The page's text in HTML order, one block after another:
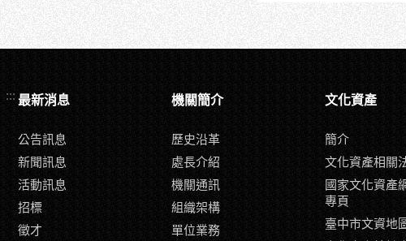
::: 最新消息
公告訊息
新聞訊息
活動訊息
招標
徵才
機關簡介
歷史沿革
處長介紹
機關通訊
組織架構
單位業務
文化資產
簡介
文化資產相關
國家文化資產
專頁
臺中市文資地